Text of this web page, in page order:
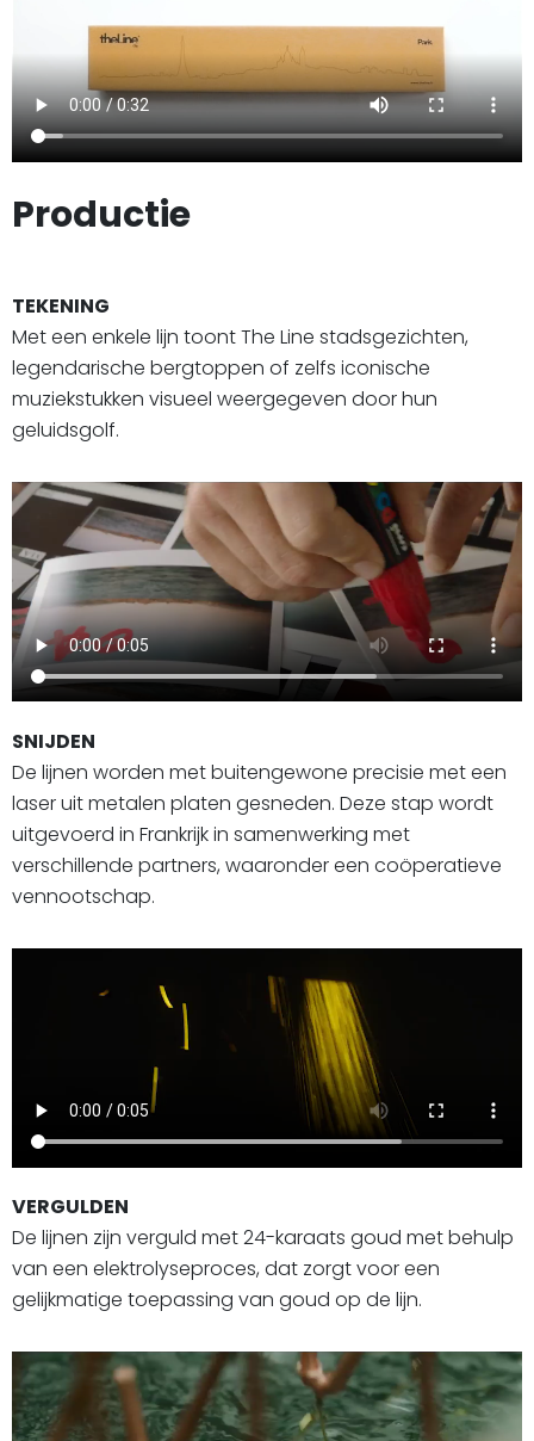
Productie
TEKENING
Met een enkele lijn toont The Line stadsgezichten,
legendarische bergtoppen of zelfs iconische
muziekstukken visueel weergegeven door hun
geluidsgolf.
SNIJDEN
De lijnen worden met buitengewone precisie met een
laser uit metalen platen gesneden. Deze stap wordt
uitgevoerd in Frankrijk in samenwerking met
verschillende partners, waaronder een coöperatieve
vennootschap.
VERGULDEN
De lijnen zijn verguld met 24-karaats goud met behulp
van een elektrolyseproces, dat zorgt voor een
gelijkmatige toepassing van goud op de lijn.